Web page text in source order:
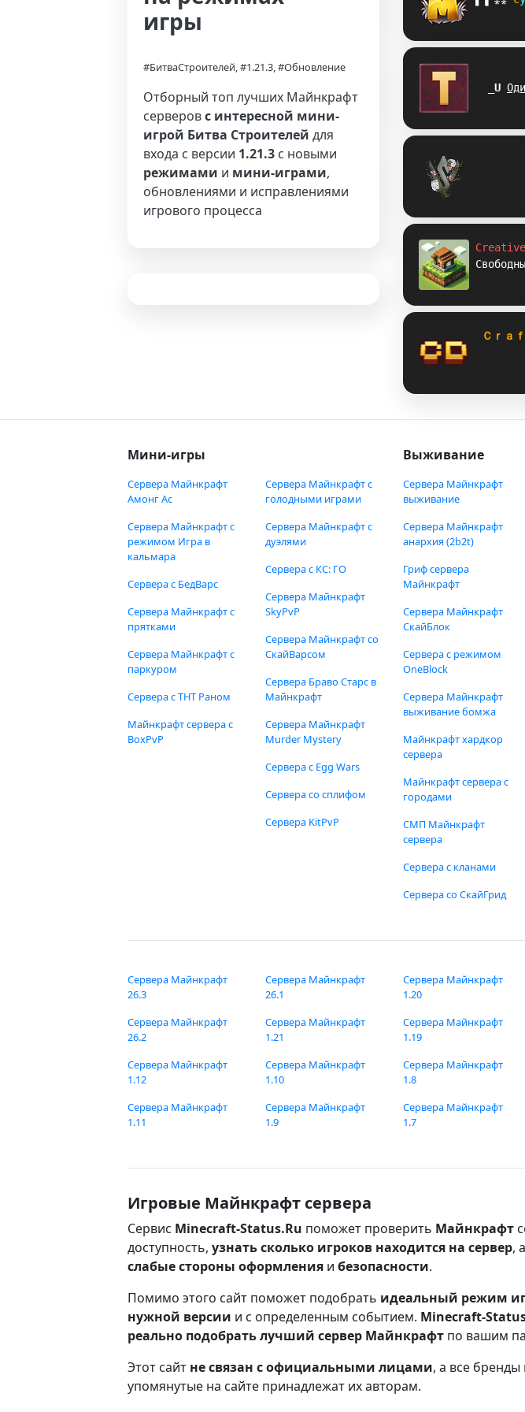
игры
#БитваСтроителей, #1.21.3, #Обновление
Отборный топ лучших Майнкрафт
серверовс интересной мини-
игрой Битва Строителей для
входа с версии 1.21.3 с новыми
режимами и мини-играми,
обновлениями и исправлениями
игрового процесса
ZE
Ｃｒａ
Мини-игры
Сервера Майнкрафт
Амонг Ас
Сервера Майнкрафт с
режимом Игра в
кальмара
Сервера с БедВарс
Сервера Майнкрафт с
прятками
Сервера Майнкрафт с
паркуром
Сервера с ТНТ Раном
Майнкрафт сервера с
BoxPvP
Сервера Майнкрафт с
голодными играми
Сервера Майнкрафт с
дуэлями
Сервера с КС: ГО
Сервера Майнкрафт
SkyPvP
Сервера Майнкрафт со
СкайВарсом
Сервера Браво Старс в
Майнкрафт
Сервера Майнкрафт
Murder Mystery
Сервера с Egg Wars
Сервера со сплифом
Сервера KitPvP
Выживание
Сервера Майнкрафт
выживание
Сервера Майнкрафт
анархия (2b2t)
Гриф сервера
Майнкрафт
Сервера Майнкрафт
СкайБлок
Сервера с режимом
OneBlock
Сервера Майнкрафт
выживание бомжа
Майнкрафт хардкор
сервера
Майнкрафт сервера с
городами
СМП Майнкрафт
сервера
Сервера с кланами
Сервера со СкайГрид
Сервера Майнкрафт
26.3
Сервера Майнкрафт
26.2
Сервера Майнкрафт
26.1
Сервера Майнкрафт
1.21
Сервера Майнкрафт
1.20
Сервера Майнкрафт
1.19
Сервера Майнкрафт
1.12
Сервера Майнкрафт
1.11
Сервера Майнкрафт
1.10
Сервера Майнкрафт
1.9
Сервера Майнкрафт
1.8
Сервера Майнкрафт
1.7
Игровые Майнкрафт сервера
Сервис Minecraft-Status.Ru поможет проверить Майнкрафт
доступность, узнать сколько игроков находится на сервер,
слабые стороны оформления и безопасности.
Помимо этого сайт поможет подобрать идеальный режим
нужной версии и с определенным событием. Minecraft-
реально подобрать лучший сервер Майнкрафт по вашим
Этот сайт не связан с официальными лицами, а все
упомянутые на сайте принадлежат их авторам.